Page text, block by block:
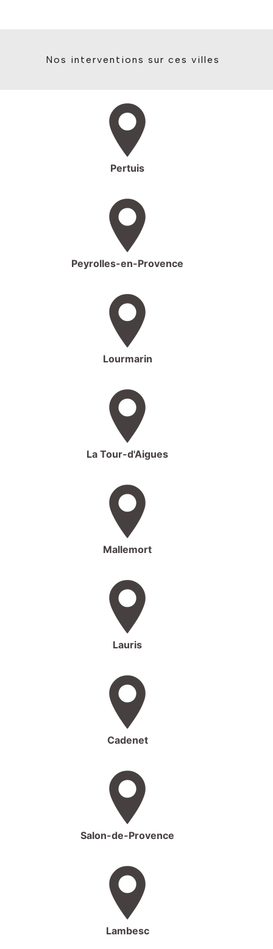
Nos interventions sur ces villes
Pertuis
Peyrolles-en-Provence
Lourmarin
La Tour-d'Aigues
Mallemort
Lauris
Cadenet
Salon-de-Provence
Lambesc